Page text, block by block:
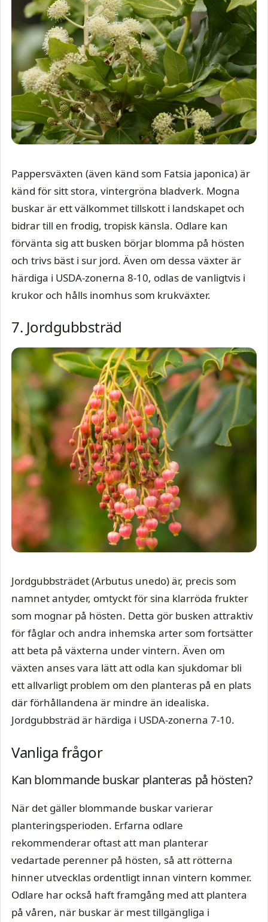
Pappersväxten (även känd som Fatsia japonica) är
känd för sitt stora, vintergröna bladverk. Mogna
buskar är ett välkommet tillskott i landskapet och
bidrar till en frodig, tropisk känsla. Odlare kan
förvänta sig att busken börjar blomma på hösten
och trivs bäst i sur jord. Även om dessa växter är
härdiga i USDA-zonerna 8-10, odlas de vanligtvis i
krukor och hålls inomhus som krukväxter.
7. Jordgubbsträd
Jordgubbsträdet (Arbutus unedo) är, precis som
namnet antyder, omtyckt för sina klarröda frukter
som mognar på hösten. Detta gör busken attraktiv
för fåglar och andra inhemska arter som fortsätter
att beta på växterna under vintern. Även om
växten anses vara lätt att odla kan sjukdomar bli
ett allvarligt problem om den planteras på en plats
där förhållandena är mindre än idealiska.
Jordgubbsträd är härdiga i USDA-zonerna 7-10.
Vanliga frågor
Kan blommande buskar planteras på hösten?
När det gäller blommande buskar varierar
planteringsperioden. Erfarna odlare
rekommenderar oftast att man planterar
vedartade perenner på hösten, så att rötterna
hinner utvecklas ordentligt innan vintern kommer.
Odlare har också haft framgång med att plantera
på våren, när buskar är mest tillgängliga i